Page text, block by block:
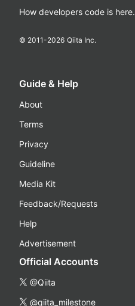
How developers code is here.
© 2011-2026 Qiita Inc.
Guide & Help
About
Terms
Privacy
Guideline
Media Kit
Feedback/Requests
Help
Advertisement
Official Accounts
@Qiita
@qiita_milestone